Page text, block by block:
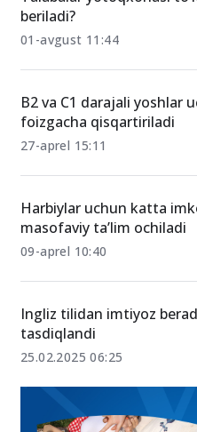
beriladi?
01-avgust 11:44
foizgacha qisqartiriladi
27-aprel 15:11
masofaviy ta’lim ochiladi
09-aprel 10:40
25.02.2025 06:25